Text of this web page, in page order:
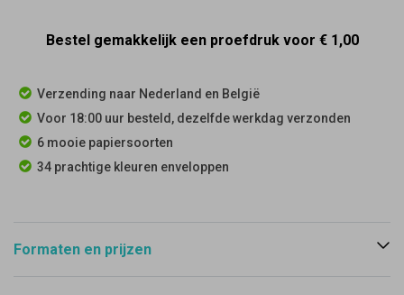
Bestel gemakkelijk een proefdruk voor € 1,00
Verzending naar Nederland en België
Voor 18:00 uur besteld, dezelfde werkdag verzonden
6 mooie papiersoorten
34 prachtige kleuren enveloppen
Formaten en prijzen